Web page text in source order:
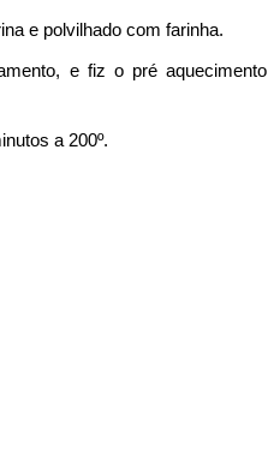
e polvilhado com farinha.
e fiz o pré aquecimento
a 200º.